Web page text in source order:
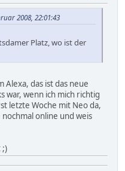
2008, 22:01:43
Platz, wo ist der
Alexa, das ist das neue
war, wenn ich mich richtig
letzte Woche mit Neo da,
online und weis
;)